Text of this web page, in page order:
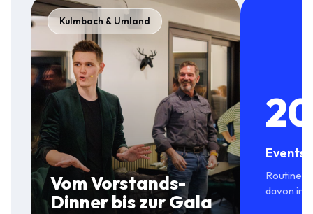
Kulmbach & Umland
Vom Vorstands-
Dinner bis zur Gala
Events
Routine
davon in